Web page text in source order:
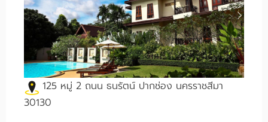
125 หมู่ 2 ถนน ธนรัตน์ ปากช่อง นครราชสีมา
30130